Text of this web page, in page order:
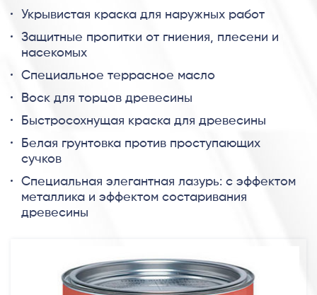
Укрывистая краска для наружных работ
Защитные пропитки от гниения, плесени и
насекомых
Специальное террасное масло
Воск для торцов древесины
Быстросохнущая краска для древесины
Белая грунтовка против проступающих
сучков
Специальная элегантная лазурь: с эффектом
металлика и эффектом состаривания
древесины